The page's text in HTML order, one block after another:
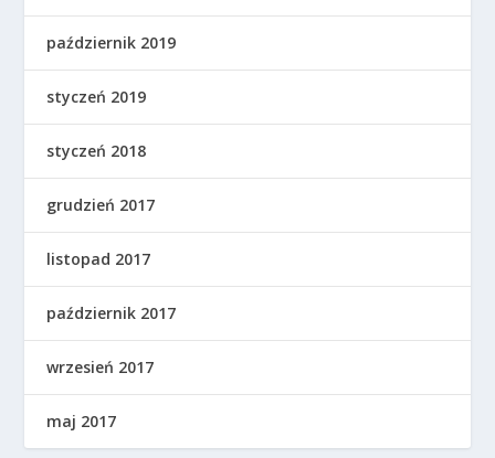
październik 2019
styczeń 2019
styczeń 2018
grudzień 2017
listopad 2017
październik 2017
wrzesień 2017
maj 2017